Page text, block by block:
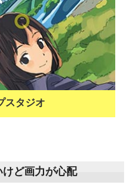
スタジオ
ど画力が心配